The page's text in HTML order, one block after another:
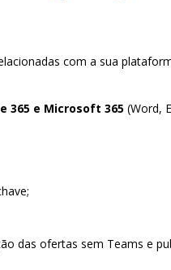
com a sua
365 e Microsoft 365 (Word,
das ofertas sem Teams e